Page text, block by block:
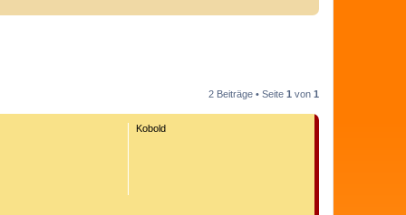
2 Beiträge • Seite 1 von 1
Kobold